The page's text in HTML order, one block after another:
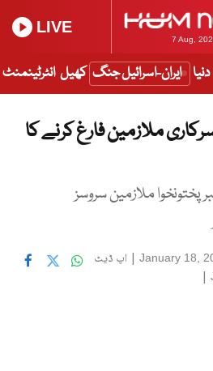
7 Aug,
LIVE
دنیا ایران-اسرائیل جنگ کھیل انٹرٹینمنٹ
ملازمین فارغ کرنے کا
ملازمین سروسز
January 18,
| اپ ڈیٹ
|